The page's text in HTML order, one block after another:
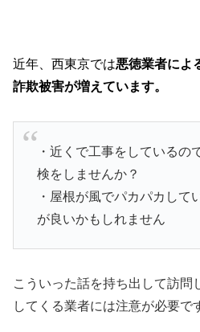
近年、西東京では悪徳業者によ
詐欺被害が増えています。
・近くで工事をしているの
検をしませんか？
・屋根が風でパカパカして
が良いかもしれません
こういった話を持ち出して訪問
してくる業者には注意が必要で